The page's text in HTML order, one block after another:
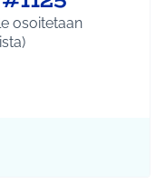
osoitetaan